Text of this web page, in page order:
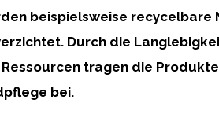
beispielsweise recycelbare
Durch die
tragen die
bei.